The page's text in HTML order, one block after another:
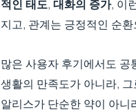
적인 태도, 대화의 증가, 이
지고, 관계는 긍정적인 순
많은 사용자 후기에서도 공
생활의 만족도가 아니라,
알리스가 단순한 약이 아니